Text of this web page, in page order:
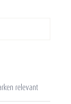
relevant